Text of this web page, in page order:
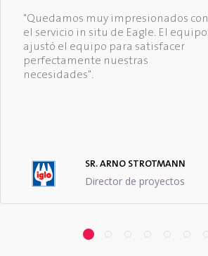
"Quedamos muy impresionados con
el servicio in situ de Eagle. El equipo
ajustó el equipo para satisfacer
perfectamente nuestras
necesidades".
SR. ARNO STROTMANN
Director de proyectos